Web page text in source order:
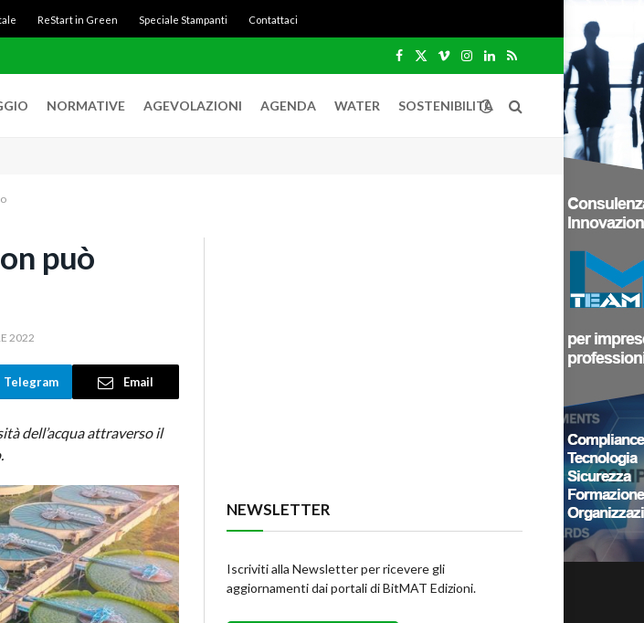
ReStart in Green Speciale Stampanti Contattaci
Facebook
X
VimeoInstagram
LinkedIn
RSS
NORMATIVE AGEVOLAZIONI AGENDA WATER SOSTENIBILITÀ
può
2022
Telegram Email
dell’acqua attraverso il
NEWSLETTER
Iscriviti alla Newsletter per ricevere gli
aggiornamenti dai portali di BitMAT Edizioni.